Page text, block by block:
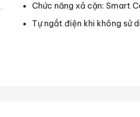
Chức năng xả cặn: Smart
Tự ngắt điện khi không sử